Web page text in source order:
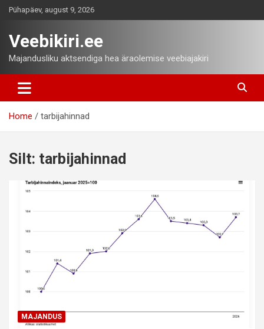
SkipPühapäev, august 9, 2026
Veebikiri.ee
Majandusliku aktsendiga hea äraolemise veebiajakiri
Home tarbijahinnad
Silt: tarbijahinnad
MAJANDUS